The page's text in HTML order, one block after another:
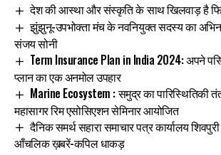
देश की आस्था और संस्कृति के साथ खिलवाड़ है
झुंझुनू-उपभोक्ता मंच के नवनियुक्त सदस्य का
संजय सोनी
Term Insurance Plan in India 2024: अपने
प्लान का एक अनमोल उपहार
Marine Ecosystem : समुद्र का पारिस्थितिकी
महासागर रिम एसोसिएशन सेमिनार आयोजित
दैनिक समर्थ सहारा समाचार पत्र कार्यालय
आँचलिक ख़बरें-कपिल धाकड़